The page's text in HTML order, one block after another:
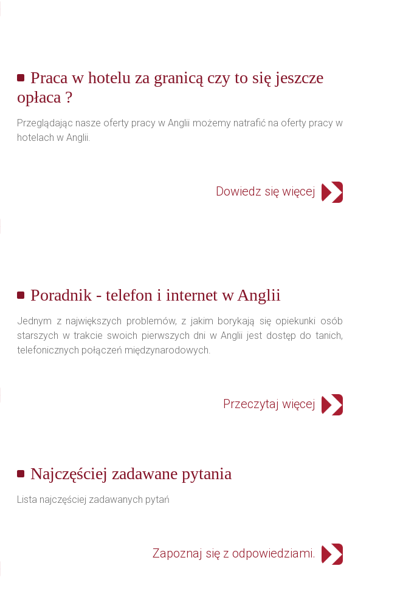
Praca w hotelu za granicą czy to się jeszcze
opłaca ?
Przeglądając nasze oferty pracy w Anglii możemy natrafić na oferty pracy w
hotelach w Anglii.
Dowiedz się więcej
Poradnik - telefon i internet w Anglii
Jednym z największych problemów, z jakim borykają się opiekunki osób
starszych w trakcie swoich pierwszych dni w Anglii jest dostęp do tanich,
telefonicznych połączeń międzynarodowych.
Przeczytaj więcej
Najczęściej zadawane pytania
Lista najczęściej zadawanych pytań
Zapoznaj się z odpowiedziami.